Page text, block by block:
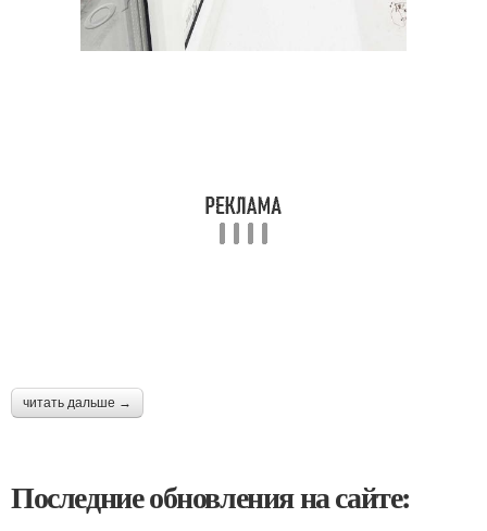
читать дальше →
Последние обновления на сайте: